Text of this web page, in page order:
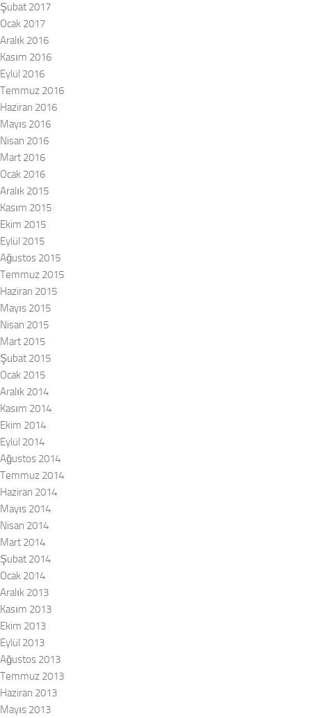
Şubat 2017
Ocak 2017
Aralık 2016
Kasım 2016
Eylül 2016
Temmuz 2016
Haziran 2016
Mayıs 2016
Nisan 2016
Mart 2016
Ocak 2016
Aralık 2015
Kasım 2015
Ekim 2015
Eylül 2015
Ağustos 2015
Temmuz 2015
Haziran 2015
Mayıs 2015
Nisan 2015
Mart 2015
Şubat 2015
Ocak 2015
Aralık 2014
Kasım 2014
Ekim 2014
Eylül 2014
Ağustos 2014
Temmuz 2014
Haziran 2014
Mayıs 2014
Nisan 2014
Mart 2014
Şubat 2014
Ocak 2014
Aralık 2013
Kasım 2013
Ekim 2013
Eylül 2013
Ağustos 2013
Temmuz 2013
Haziran 2013
Mayıs 2013